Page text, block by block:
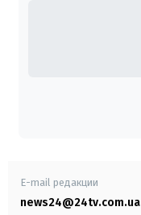
E-mail редакции
news24@24tv.com.ua